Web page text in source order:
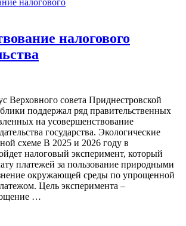
налогового
Верховного совета Приднестровской
поддержал ряд правительственных
на усовершенствование
государства. Экологические
схеме В 2025 и 2026 году в
налоговый эксперимент, который
платежей за пользование природными
окружающей среды по упрощенной
Цель эксперимента –
…